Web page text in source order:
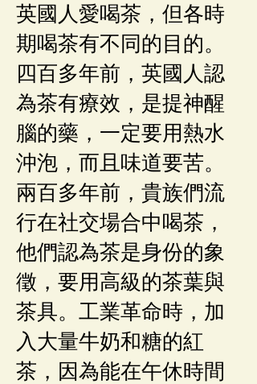
英國人愛喝茶，但各時
期喝茶有不同的目的。
四百多年前，英國人認
為茶有療效，是提神醒
腦的藥，一定要用熱水
沖泡，而且味道要苦。
兩百多年前，貴族們流
行在社交場合中喝茶，
他們認為茶是身份的象
徵，要用高級的茶葉與
茶具。工業革命時，加
入大量牛奶和糖的紅
茶，因為能在午休時間